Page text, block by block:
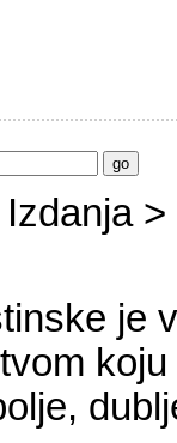
Izdanja
je